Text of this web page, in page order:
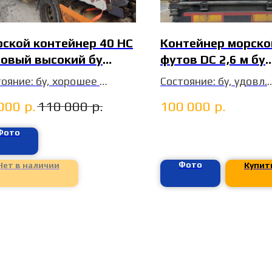
контейнер 40 HC
высокий бу
бу, хорошее
(Домодедово)
р.110 000 р.
в наличии
Контейнер
футов DC 2,6 м бу
DRYU2207751
Состояние: бу, удовл.
Размеры (ДхШхВ):
100 000 р.
Фото